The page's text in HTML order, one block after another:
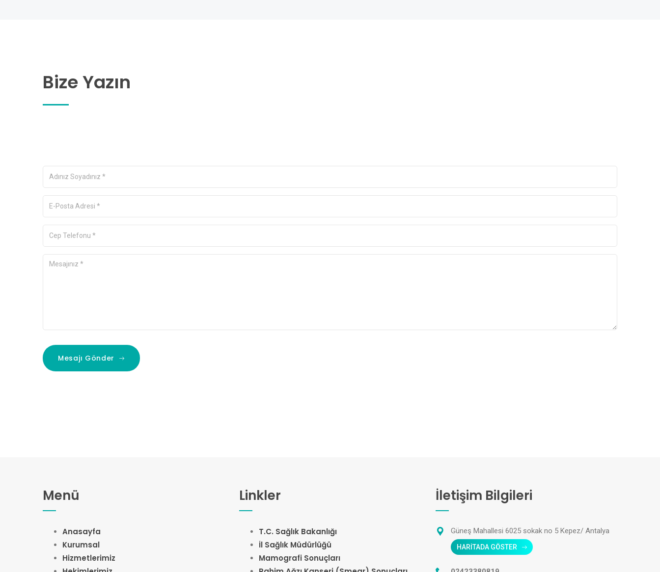
Bize Yazın
Mesajı Gönder
Menü
Anasayfa
Kurumsal
Hizmetlerimiz
Linkler
T.C. Sağlık Bakanlığı
İl Sağlık Müdürlüğü
Mamografi Sonuçları
İletişim Bilgileri
Güneş Mahallesi 6025 sokak no 5 Kepez/ Antalya
HARİTADA GÖSTER